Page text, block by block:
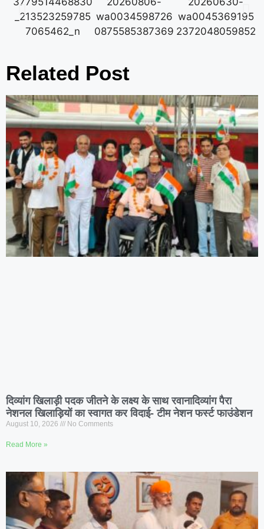
Related Post
दिव्यांग खिलाड़ी पदक जीतने के लक्ष्य के साथ रवानादिव्यांग पैरा
नेशनल खिलाड़ियों का स्वागत कर विदाई- टीम नेशन फर्स्ट फाउंडेशन
August 10, 2026 No Comments
Read More »